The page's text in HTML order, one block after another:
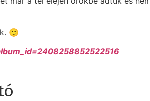
🙂